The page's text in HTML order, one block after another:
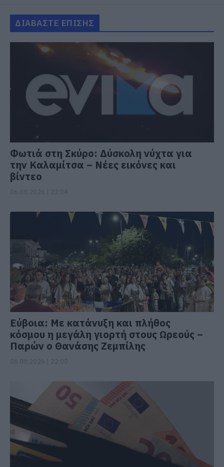
ΔΙΑΒΑΣΤΕ ΕΠΙΣΗΣ
Φωτιά στη Σκύρο: Δύσκολη νύχτα για
την Καλαμίτσα – Νέες εικόνες και
βίντεο
Εύβοια: Με κατάνυξη και πλήθος
κόσμου η μεγάλη γιορτή στους Ωρεούς –
Παρών ο Θανάσης Ζεμπίλης